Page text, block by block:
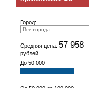
Город:
Средняя цена: 57 958
рублей
До 50 000